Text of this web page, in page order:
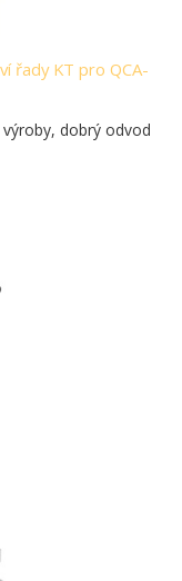
řady KT pro QCA-
dobrý odvod